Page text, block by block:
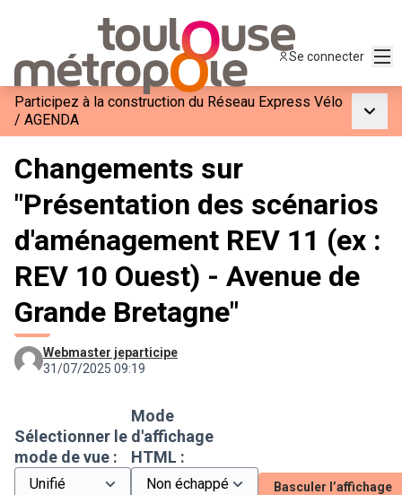
Se connecter
Participez à la construction du Réseau Express Vélo
/ AGENDA
Changements sur
"Présentation des scénarios
d'aménagement REV 11 (ex :
REV 10 Ouest) - Avenue de
Grande Bretagne"
Webmaster jeparticipe
31/07/2025 09:19
Sélectionner le
mode de vue :
Mode
d'affichage
HTML :
Basculer l’affichage